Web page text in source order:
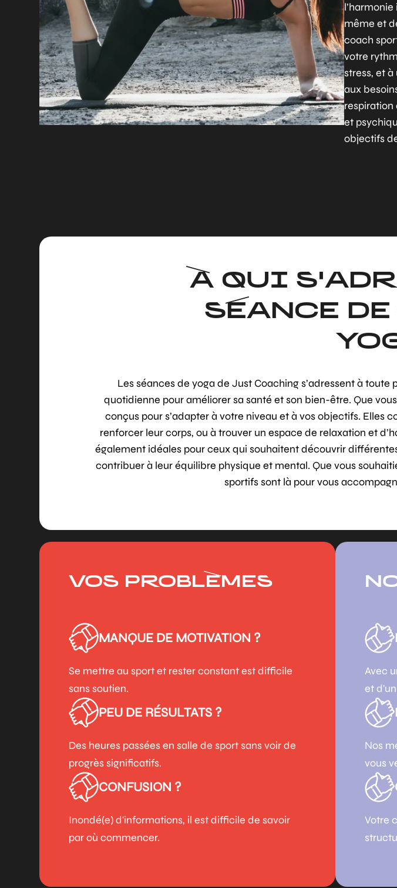
même et
coach
votre
stress, et
aux
respiration
et
objectifs
À QUI
SÉANCE
Les séances de yoga de Just Coaching s’adressent à
quotidienne pour améliorer sa santé et son bien-être. Que
conçus pour s’adapter à votre niveau et à vos objectifs.
renforcer leur corps, ou à trouver un espace de relaxation et
également idéales pour ceux qui souhaitent découvrir
contribuer à leur équilibre physique et mental. Que vous
sportifs sont là pour vous
VOS PROBLÈMES
MANQUE DE MOTIVATION ?
Se mettre au sport et rester constant est difficile
sans soutien.
PEU DE RÉSULTATS ?
Des heures passées en salle de sport sans voir de
progrès significatifs.
CONFUSION ?
Inondé(e) d'informations, il est difficile de savoir
par où commencer.
Avec
et
Nos
vous
Votre